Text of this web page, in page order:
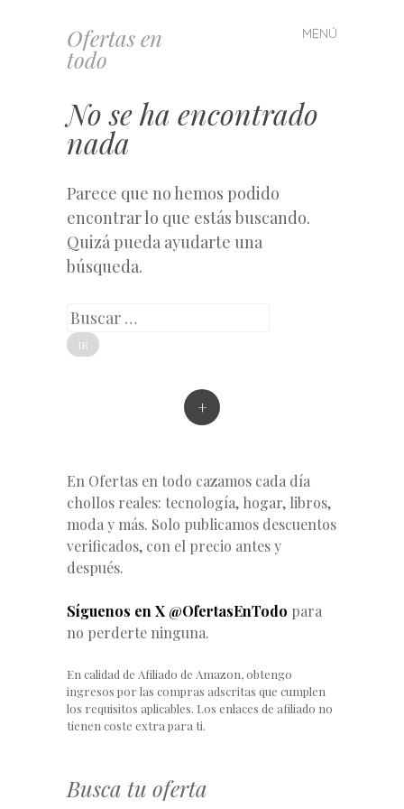
Ofertas en
todo
MENÚ
Saltar
al
No se ha encontrado
nada
Parece que no hemos podido
encontrar lo que estás buscando.
Quizá pueda ayudarte una
búsqueda.
Buscar
+
En Ofertas en todo cazamos cada día
chollos reales: tecnología, hogar, libros,
moda y más. Solo publicamos descuentos
verificados, con el precio antes y
después.
Síguenos en X @OfertasEnTodo para
no perderte ninguna.
En calidad de Afiliado de Amazon, obtengo
ingresos por las compras adscritas que cumplen
los requisitos aplicables. Los enlaces de afiliado no
tienen coste extra para ti.
Busca tu oferta